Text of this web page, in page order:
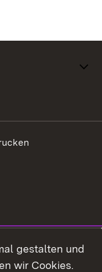
gestalten und
wir Cookies.